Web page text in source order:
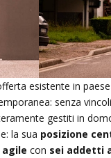
esistente in
senza
gestiti in
la sua posizione
con sei addetti